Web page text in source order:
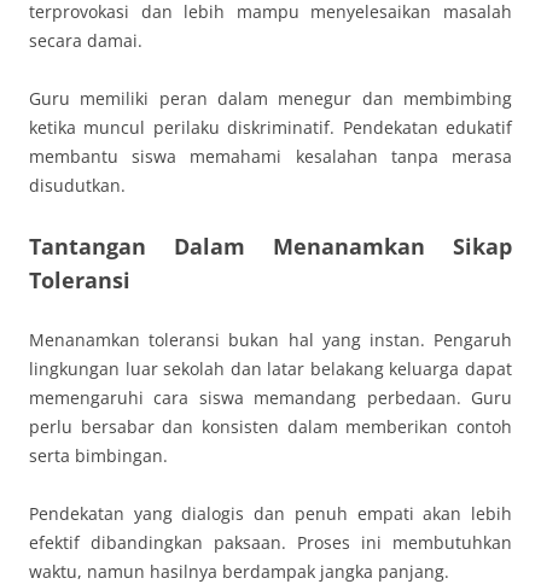
terprovokasi dan lebih mampu menyelesaikan masalah
secara damai.
Guru memiliki peran dalam menegur dan membimbing
ketika muncul perilaku diskriminatif. Pendekatan edukatif
membantu siswa memahami kesalahan tanpa merasa
disudutkan.
Tantangan Dalam Menanamkan Sikap
Toleransi
Menanamkan toleransi bukan hal yang instan. Pengaruh
lingkungan luar sekolah dan latar belakang keluarga dapat
memengaruhi cara siswa memandang perbedaan. Guru
perlu bersabar dan konsisten dalam memberikan contoh
serta bimbingan.
Pendekatan yang dialogis dan penuh empati akan lebih
efektif dibandingkan paksaan. Proses ini membutuhkan
waktu, namun hasilnya berdampak jangka panjang.